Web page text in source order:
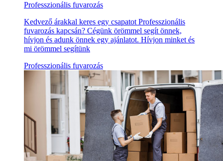
Professzionális fuvarozás
Kedvező árakkal keres egy csapatot Professzionális
fuvarozás kapcsán? Cégünk örömmel segít önnek,
hívjon és adunk önnek egy ajánlatot. Hívjon minket és
mi örömmel segítünk
Professzionális fuvarozás